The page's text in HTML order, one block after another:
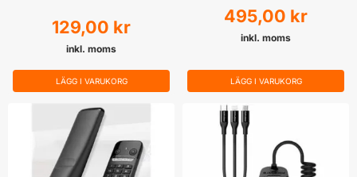
129,00 kr
inkl. moms
LÄGG I VARUKORG
495,00 kr
inkl. moms
LÄGG I VARUKORG